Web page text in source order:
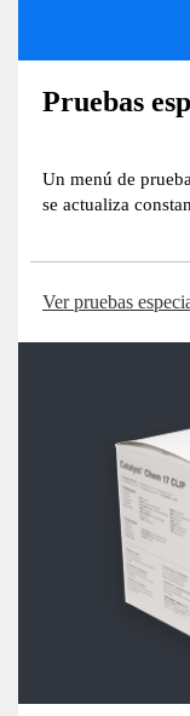
Pruebas
Un menú de
se actualiza
Ver pruebas